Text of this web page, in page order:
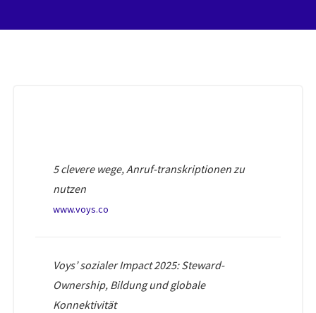
5 clevere wege, Anruf-transkriptionen zu
nutzen
www.voys.co
Voys’ sozialer Impact 2025: Steward-
Ownership, Bildung und globale
Konnektivität